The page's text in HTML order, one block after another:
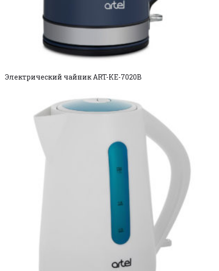
Электрический чайник ART-KE-7020B